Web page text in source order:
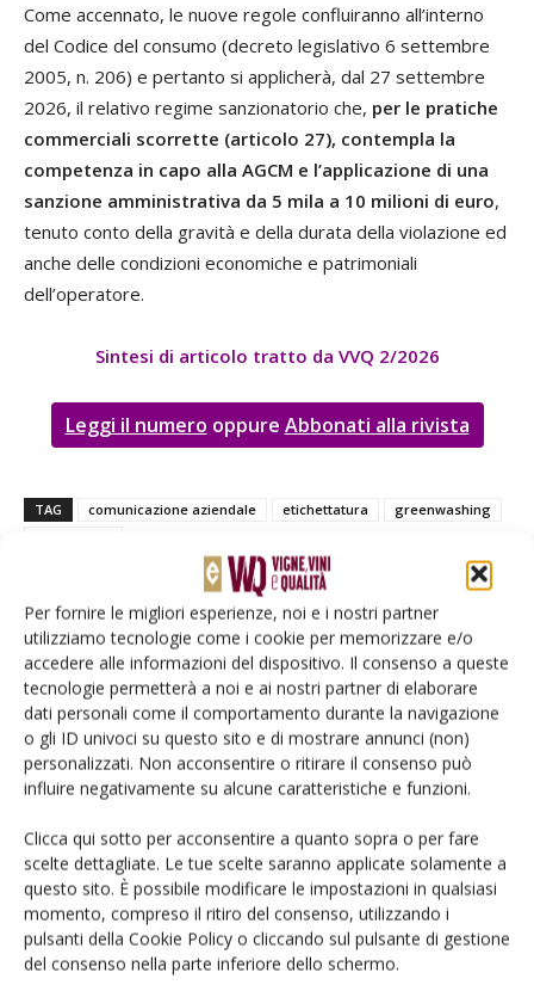
Per fornire le migliori esperienze, noi e i nostri partner
utilizziamo tecnologie come i cookie per memorizzare e/o
accedere alle informazioni del dispositivo. Il consenso a queste
tecnologie permetterà a noi e ai nostri partner di elaborare
dati personali come il comportamento durante la navigazione
o gli ID univoci su questo sito e di mostrare annunci (non)
personalizzati. Non acconsentire o ritirare il consenso può
influire negativamente su alcune caratteristiche e funzioni.
Clicca qui sotto per acconsentire a quanto sopra o per fare
scelte dettagliate. Le tue scelte saranno applicate solamente a
questo sito. È possibile modificare le impostazioni in qualsiasi
momento, compreso il ritiro del consenso, utilizzando i
pulsanti della Cookie Policy o cliccando sul pulsante di gestione
del consenso nella parte inferiore dello schermo.
Come accennato, le nuove regole confluiranno all’interno
del Codice del consumo (decreto legislativo 6 settembre
2005, n. 206) e pertanto si applicherà, dal 27 settembre
2026, il relativo regime sanzionatorio che, per le pratiche
commerciali scorrette (articolo 27), contempla la
competenza in capo alla AGCM e l’applicazione di una
sanzione amministrativa da 5 mila a 10 milioni di euro,
tenuto conto della gravità e della durata della violazione ed
anche delle condizioni economiche e patrimoniali
dell’operatore.
Sintesi di articolo tratto da VVQ 2/2026
Leggi il numero oppure Abbonati alla rivista
TAG comunicazione aziendale etichettatura
greenwashing
Facebook Twitter
Articoli correlati
Pacchetto vino: un’overview
Le etichette comunicano sempre di
più… digitalmente